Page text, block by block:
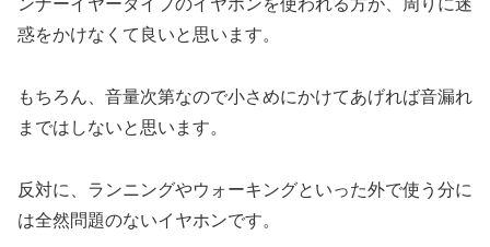
ンナーイヤータイプのイヤホンを使われる方が、周りに迷
惑をかけなくて良いと思います。
もちろん、音量次第なので小さめにかけてあげれば音漏れ
まではしないと思います。
反対に、ランニングやウォーキングといった外で使う分に
は全然問題のないイヤホンです。